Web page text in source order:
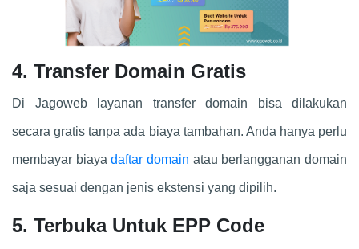
4. Transfer Domain Gratis
Di Jagoweb layanan transfer domain bisa dilakukan
secara gratis tanpa ada biaya tambahan. Anda hanya perlu
membayar biayadaftar domain atau berlangganan domain
saja sesuai dengan jenis ekstensi yang dipilih.
5. Terbuka Untuk EPP Code